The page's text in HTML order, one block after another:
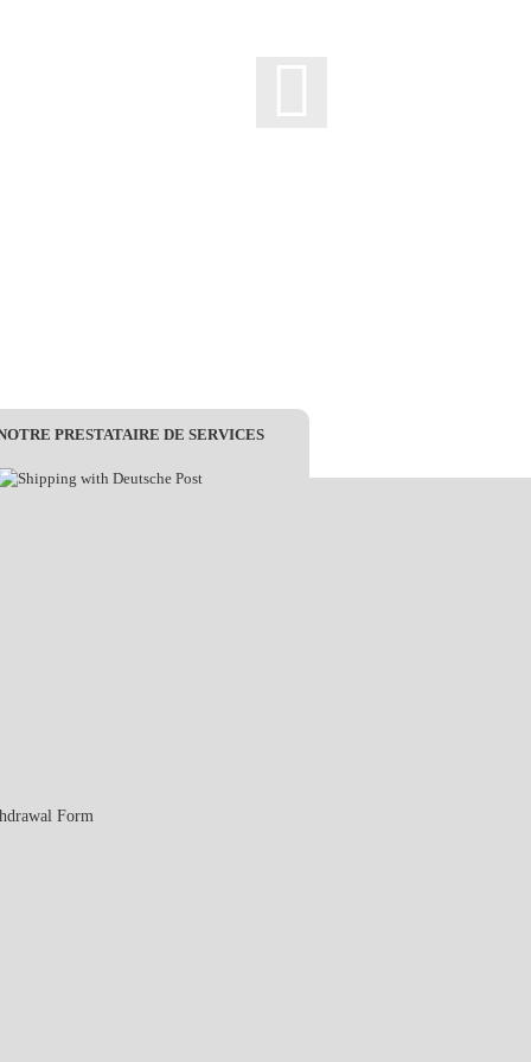
PRESTATAIRE DE SERVICES
Form